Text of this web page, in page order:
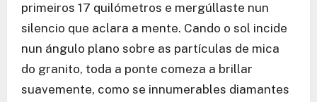
primeiros 17 quilómetros e mergúllaste nun
silencio que aclara a mente. Cando o sol incide
nun ángulo plano sobre as partículas de mica
do granito, toda a ponte comeza a brillar
suavemente, como se innumerables diamantes